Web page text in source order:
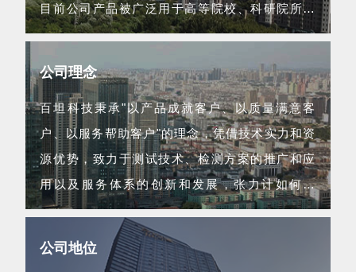
目前公司产品被广泛用于高等院校、科研院所、
航空航天等领域...
公司理念
百坦科技秉承"以产品成就客户、以质量满意客
户、以服务帮助客户"的理念，凭借技术实力和资
源优势，致力于测试技术、检测方案的推广和应
用以及服务体系的创新和发展，张力计如何使
用...
公司地位